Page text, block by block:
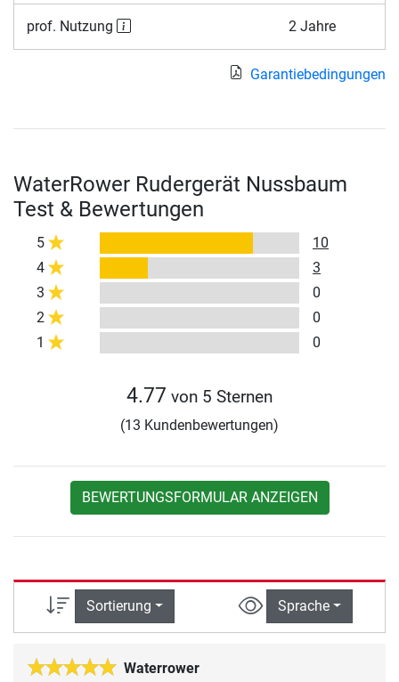
prof. Nutzung 2 Jahre
Garantiebedingungen
WaterRower Rudergerät Nussbaum
Test & Bewertungen
5
10
4
3
3
0
2
0
1
0
4.77 von 5 Sternen
(13 Kundenbewertungen)
BEWERTUNGSFORMULAR ANZEIGEN
Sortierung Sprache
Waterrower